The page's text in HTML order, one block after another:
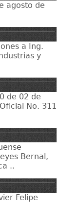
agosto de
a Ing.
y
de 02 de
No. 311
Bernal,
..
Felipe